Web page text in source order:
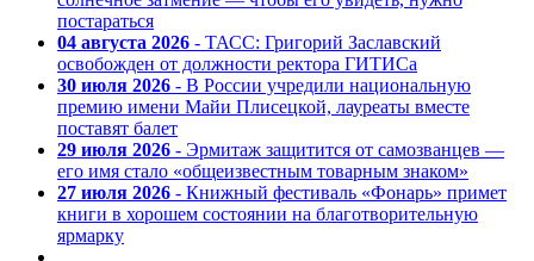
постараться
04 августа 2026 - ТАСС: Григорий Заславский
освобожден от должности ректора ГИТИСа
30 июля 2026 - В России учредили национальную
премию имени Майи Плисецкой, лауреаты вместе
поставят балет
29 июля 2026 - Эрмитаж защитится от самозванцев —
его имя стало «общеизвестным товарным знаком»
27 июля 2026 - Книжный фестиваль «Фонарь» примет
книги в хорошем состоянии на благотворительную
ярмарку